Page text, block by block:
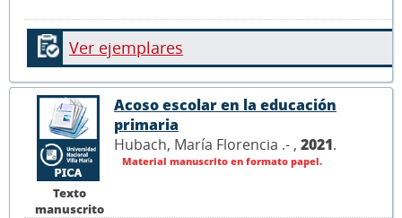
Ver ejemplares
Texto
manuscrito
Acoso escolar en la educación
primaria
Hubach, María Florencia .- , 2021.
Material manuscrito en formato papel.